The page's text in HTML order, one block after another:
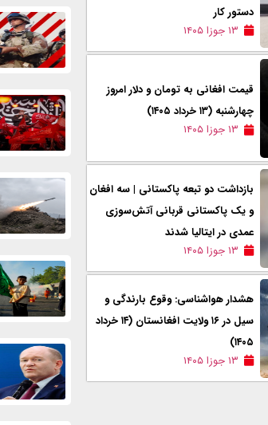
دستور کار
۱۳ جوزا ۱۴۰۵
قیمت افغانی به تومان و دلار امروز
‌چهارشنبه (۱۳ خرداد ۱۴۰۵)
۱۳ جوزا ۱۴۰۵
بازداشت دو تبعه پاکستانی | سه افغان
و یک پاکستانی قربانی آتش‌سوزی
عمدی در ایتالیا شدند
۱۳ جوزا ۱۴۰۵
هشدار هواشناسی: وقوع بارندگی و
سیل در ۱۶ ولایت افغانستان (۱۴ خرداد
۱۴۰۵)
۱۳ جوزا ۱۴۰۵